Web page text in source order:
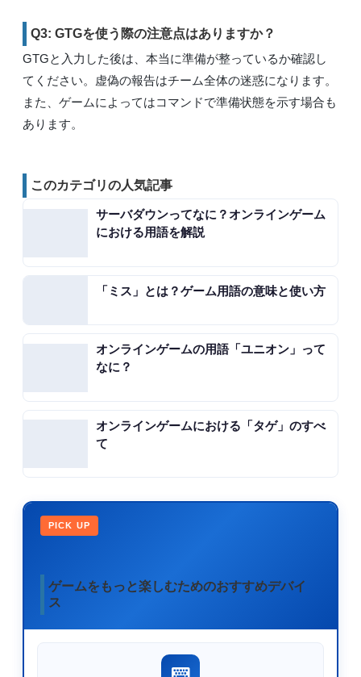
Q3: GTGを使う際の注意点はありますか？
GTGと入力した後は、本当に準備が整っているか確認し
てください。虚偽の報告はチーム全体の迷惑になります。
また、ゲームによってはコマンドで準備状態を示す場合も
あります。
このカテゴリの人気記事
サーバダウンってなに？オンラインゲーム
における用語を解説
「ミス」とは？ゲーム用語の意味と使い方
オンラインゲームの用語「ユニオン」って
なに？
オンラインゲームにおける「タゲ」のすべ
て
PICK UP
ゲームをもっと楽しむためのおすすめデバイ
ス